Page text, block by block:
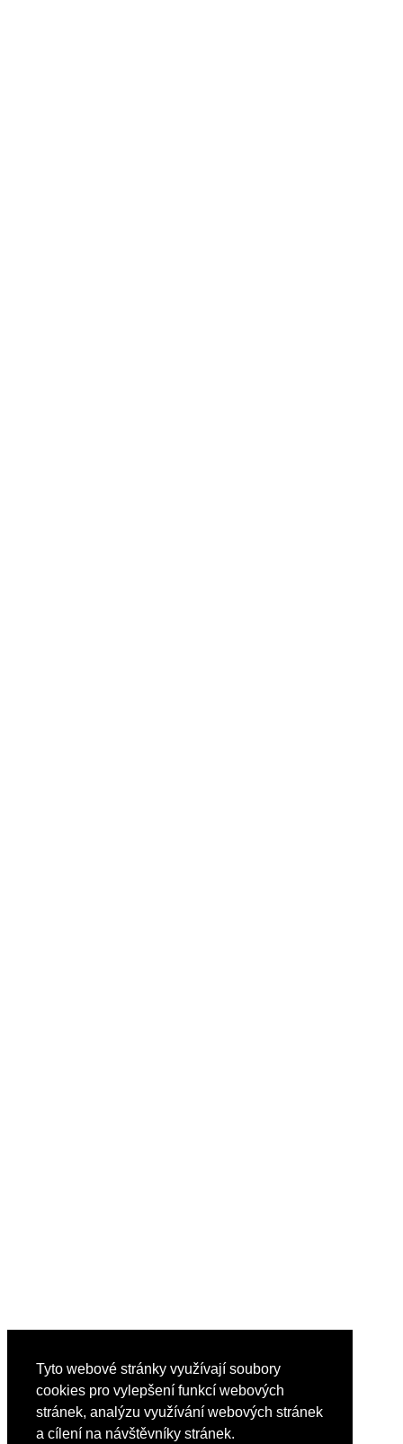
Tyto webové stránky využívají soubory
cookies pro vylepšení funkcí webových
stránek, analýzu využívání webových stránek
a cílení na návštěvníky stránek.